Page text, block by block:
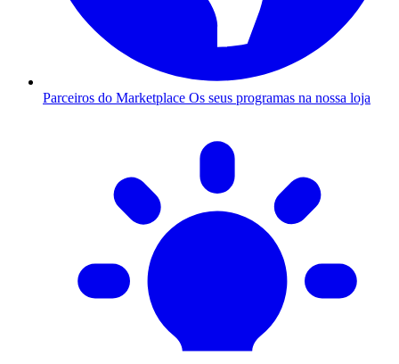
Parceiros do Marketplace Os seus programas na nossa loja